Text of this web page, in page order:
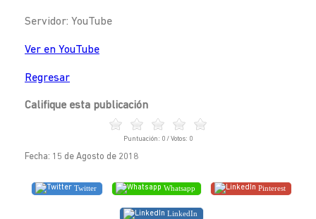
Servidor: YouTube
Ver en YouTube
Regresar
Califique esta publicación
Puntuación: 0/ Votos: 0
Fecha: 15 de Agosto de 2018
Twitter Whatsapp Pinterest
LinkedIn